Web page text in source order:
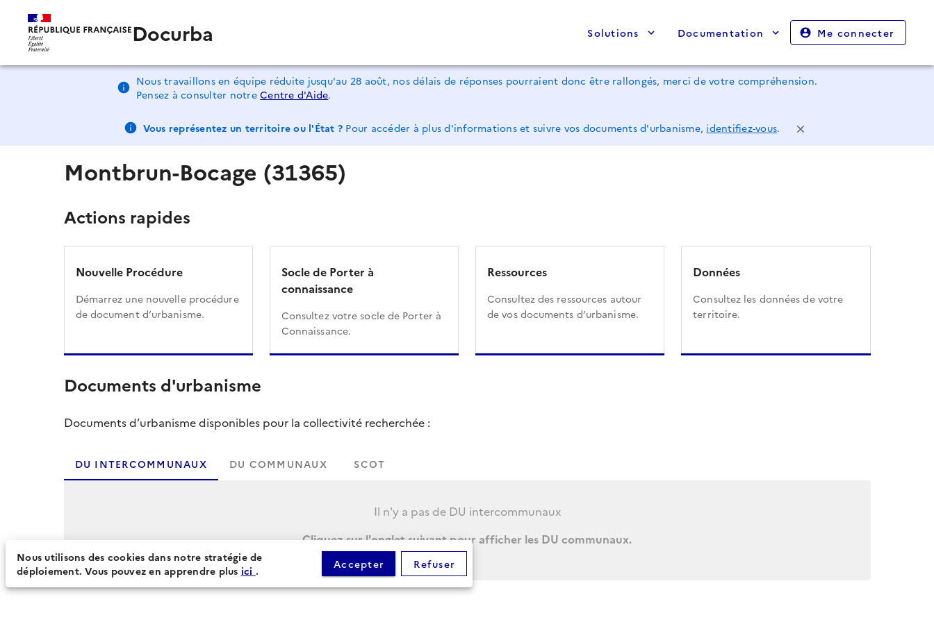
Docurba Solutions Documentation Me connecter
Nous travaillons en équipe réduite jusqu'au 28 août, nos délais de réponses pourraient donc être rallongés, merci de votre compréhension.
Pensez à consulter notreCentre d'Aide.
Vous représentez un territoire ou l'État ? Pour accéder à plus d'informations et suivre vos documents d'urbanisme, identifiez-vous.
Montbrun-Bocage (31365)
Actions rapides
Nouvelle Procédure
Démarrez une nouvelle procédure
de document d’urbanisme.
Socle de Porter à
connaissance
Consultez votre socle de Porter à
Connaissance.
Ressources
Consultez des ressources autour
de vos documents d’urbanisme.
Données
Consultez les données de votre
territoire.
Documents d'urbanisme
Documents d’urbanisme disponibles pour la collectivité recherchée :
DU INTERCOMMUNAUX DU COMMUNAUX SCOT
Il n'y a pas de DU intercommunaux
Cliquez sur l'onglet suivant pour afficher les DU communaux.
Nous utilisons des cookies dans notre stratégie de
déploiement. Vous pouvez en apprendre plus ici . Accepter Refuser